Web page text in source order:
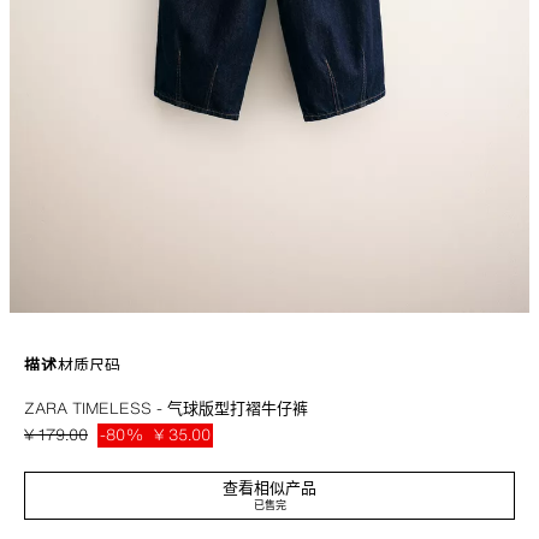
描述材质尺码
气球版型牛仔裤，棉质面料。弹力束腰带设计，穿着舒适。正面打褶细节装
饰，更显蓬松。
可与同一系列的任何 T 恤或针织衫搭配。
如果您不确定尺码，我们建议您咨询尺码助理或联系我们，如有需要，我们乐
蓝色 4152/505/407
ZARA TIMELESS - 气球版型打褶牛仔裤
¥ 179.00 -80% ¥ 35.00
查看相似产品
已售完
¥